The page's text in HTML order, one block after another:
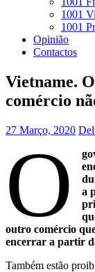
1001
1001
Opinião
Contactos
Vietname.
comércio
27 Março, 2020
O
a
outro comércio
encerrar a partir
Também estão